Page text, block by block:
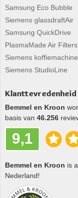
Samsung Eco Bubble
Siemens glassdraftAir
Samsung QuickDrive
PlasmaMade Air Filters
Siemens koffiemachine
Siemens StudioLine
Klanttevredenheid
Bemmel en Kroon
basis van 46.256
9,1
Bemmel en Kroon is
Nederland!